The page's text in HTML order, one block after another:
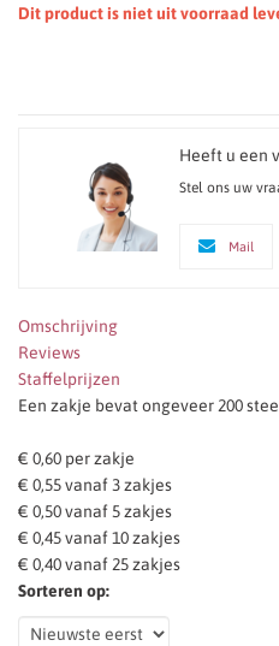
Dit product is niet uit voorraad
Heeft u een
Stel ons uw
Mail
Omschrijving
Reviews
Staffelprijzen
Een zakje bevat ongeveer 200
€ 0,60 per zakje
€ 0,55 vanaf 3 zakjes
€ 0,50 vanaf 5 zakjes
€ 0,45 vanaf 10 zakjes
€ 0,40 vanaf 25 zakjes
Sorteren op: